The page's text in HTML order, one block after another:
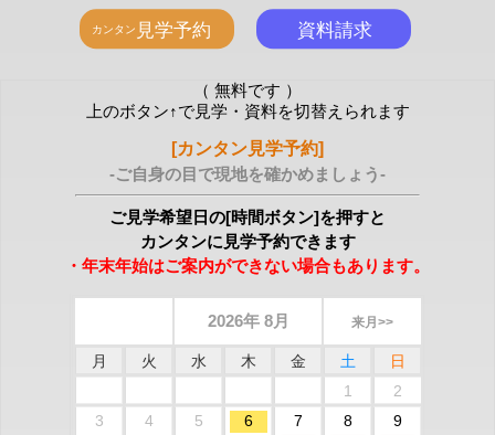
（ 無料です ）
上のボタン↑で見学・資料を切替えられます
[カンタン見学予約]
-ご自身の目で現地を確かめましょう-
ご見学希望日の[時間ボタン]を押すと
カンタンに見学予約できます
・年末年始はご案内ができない場合もあります。
2026年 8月 来月>>
月 火 水 木 金 土
日
1
2
3
4 5 6 7 8 9